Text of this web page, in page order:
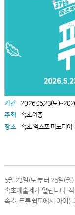
기간
2026.05.23(토
주최
속초예총
장소
속초 엑스포 피노디아
5월 23일(토)부터 25일(월
속초예술제가 열립니다.
속초, 푸른쉼표에서 아이